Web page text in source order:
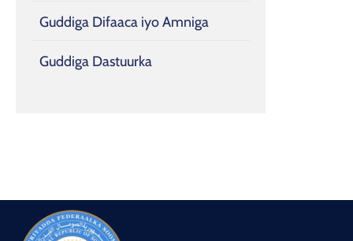
Guddiga Difaaca iyo Amniga
Guddiga Dastuurka